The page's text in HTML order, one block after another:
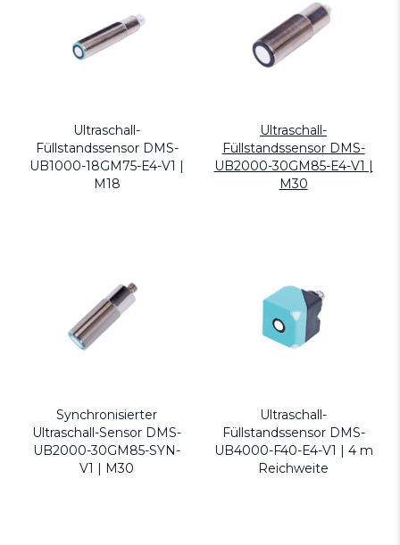
Ultraschall-
Füllstandssensor DMS-
UB1000-18GM75-E4-V1 |
M18
Ultraschall-
Füllstandssensor DMS-
UB2000-30GM85-E4-V1 |
M30
Synchronisierter
Ultraschall-Sensor DMS-
UB2000-30GM85-SYN-
V1 | M30
Ultraschall-
Füllstandssensor DMS-
UB4000-F40-E4-V1 | 4 m
Reichweite